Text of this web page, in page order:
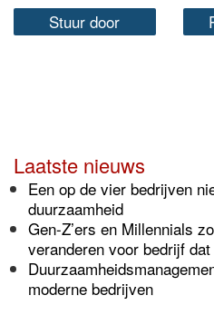
Stuur door
Laatste nieuws
Een op de vier bedrijven
duurzaamheid
Gen-Z’ers en Millennials
veranderen voor bedrijf
moderne bedrijven